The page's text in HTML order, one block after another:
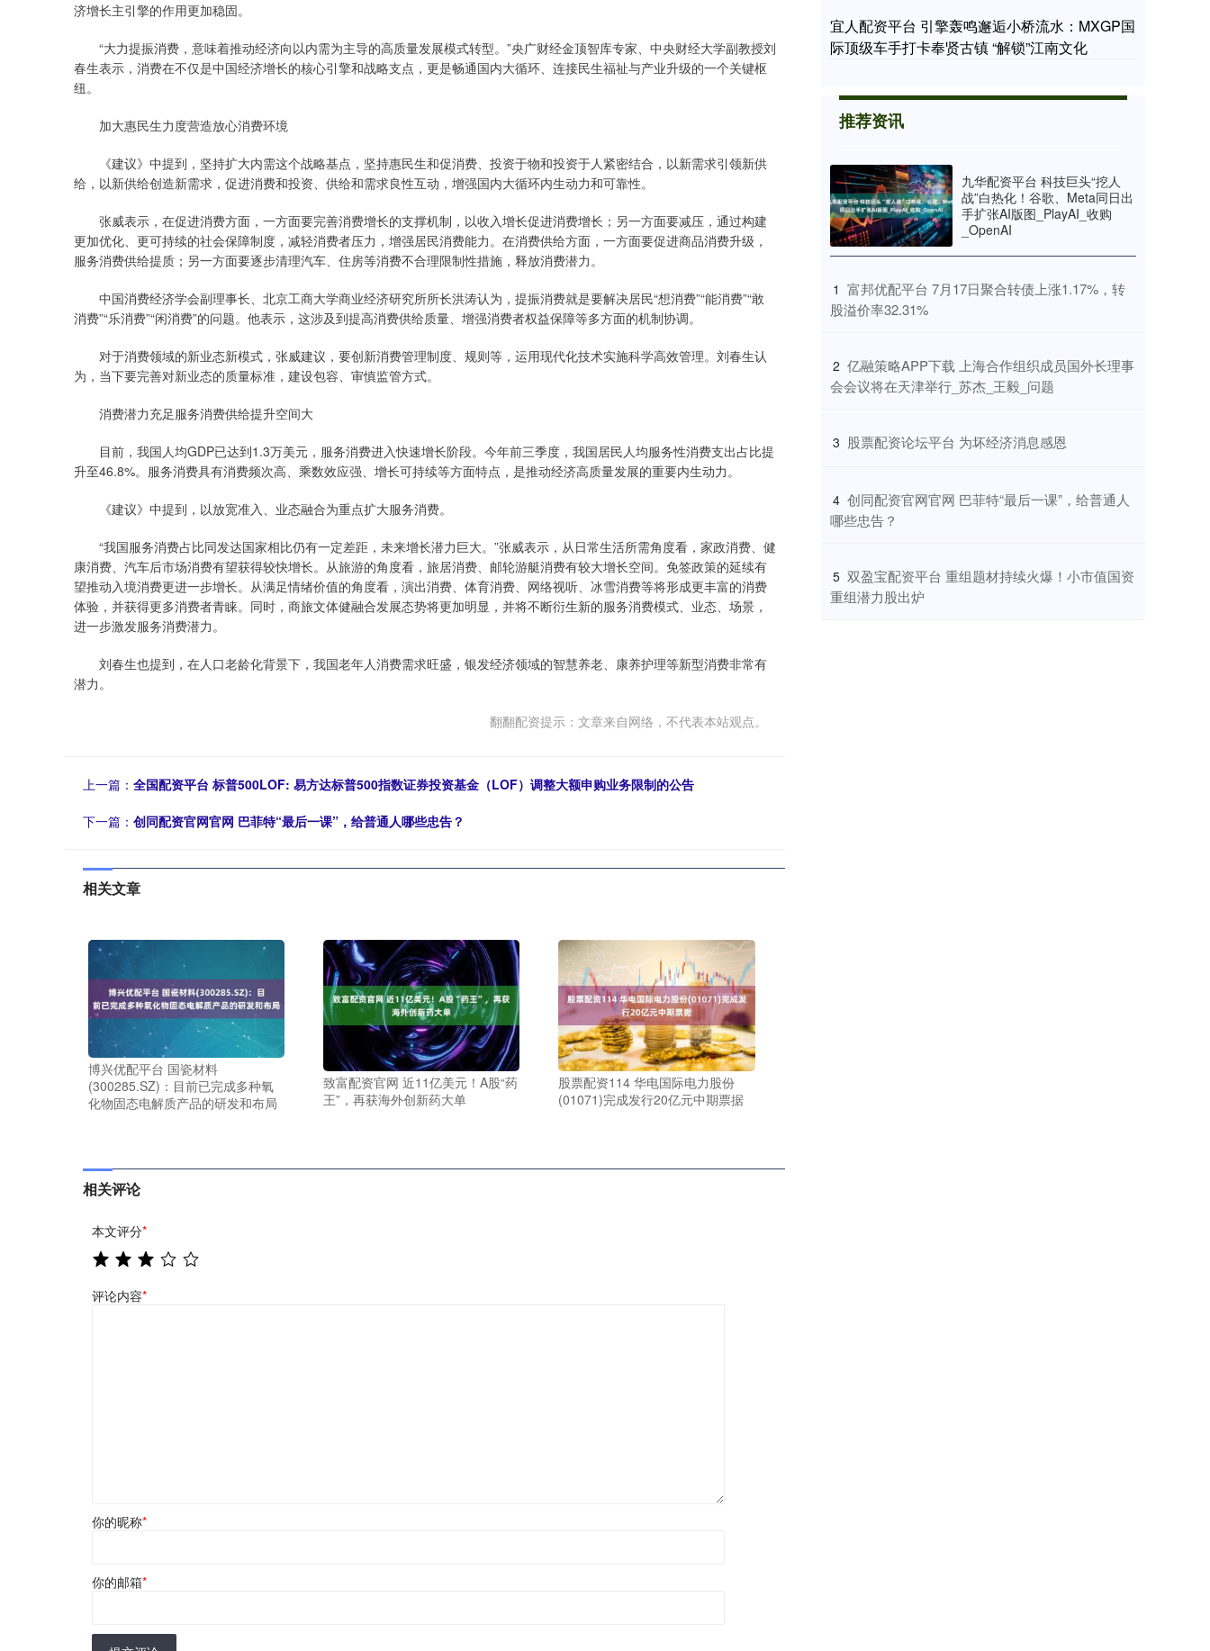
济增长主引擎的作用更加稳固。
“大力提振消费，意味着推动经济向以内需为主导的高质量发展模式转型。”央广财经金顶智库专家、中央财经大学副教授刘
春生表示，消费在不仅是中国经济增长的核心引擎和战略支点，更是畅通国内大循环、连接民生福祉与产业升级的一个关键枢
纽。
加大惠民生力度营造放心消费环境
《建议》中提到，坚持扩大内需这个战略基点，坚持惠民生和促消费、投资于物和投资于人紧密结合，以新需求引领新供
给，以新供给创造新需求，促进消费和投资、供给和需求良性互动，增强国内大循环内生动力和可靠性。
张威表示，在促进消费方面，一方面要完善消费增长的支撑机制，以收入增长促进消费增长；另一方面要减压，通过构建
更加优化、更可持续的社会保障制度，减轻消费者压力，增强居民消费能力。在消费供给方面，一方面要促进商品消费升级，
服务消费供给提质；另一方面要逐步清理汽车、住房等消费不合理限制性措施，释放消费潜力。
中国消费经济学会副理事长、北京工商大学商业经济研究所所长洪涛认为，提振消费就是要解决居民“想消费”“能消费”“敢
消费”“乐消费”“闲消费”的问题。他表示，这涉及到提高消费供给质量、增强消费者权益保障等多方面的机制协调。
对于消费领域的新业态新模式，张威建议，要创新消费管理制度、规则等，运用现代化技术实施科学高效管理。刘春生认
为，当下要完善对新业态的质量标准，建设包容、审慎监管方式。
消费潜力充足服务消费供给提升空间大
目前，我国人均GDP已达到1.3万美元，服务消费进入快速增长阶段。今年前三季度，我国居民人均服务性消费支出占比提
升至46.8%。服务消费具有消费频次高、乘数效应强、增长可持续等方面特点，是推动经济高质量发展的重要内生动力。
《建议》中提到，以放宽准入、业态融合为重点扩大服务消费。
“我国服务消费占比同发达国家相比仍有一定差距，未来增长潜力巨大。”张威表示，从日常生活所需角度看，家政消费、健
康消费、汽车后市场消费有望获得较快增长。从旅游的角度看，旅居消费、邮轮游艇消费有较大增长空间。免签政策的延续有
望推动入境消费更进一步增长。从满足情绪价值的角度看，演出消费、体育消费、网络视听、冰雪消费等将形成更丰富的消费
体验，并获得更多消费者青睐。同时，商旅文体健融合发展态势将更加明显，并将不断衍生新的服务消费模式、业态、场景，
进一步激发服务消费潜力。
刘春生也提到，在人口老龄化背景下，我国老年人消费需求旺盛，银发经济领域的智慧养老、康养护理等新型消费非常有
潜力。
翻翻配资提示：文章来自网络，不代表本站观点。
上一篇： 全国配资平台 标普500LOF: 易方达标普500指数证券投资基金（LOF）调整大额申购业务限制的公告
下一篇： 创同配资官网官网 巴菲特“最后一课”，给普通人哪些忠告？
相关文章
博兴优配平台 国瓷材料
(300285.SZ)：目前已完成多种氧
化物固态电解质产品的研发和布局
致富配资官网 近11亿美元！A股“药
王”，再获海外创新药大单
股票配资114 华电国际电力股份
(01071)完成发行20亿元中期票据
相关评论
本文评分*
评论内容*
你的昵称*
你的邮箱*
宜人配资平台 引擎轰鸣邂逅小桥流水：MXGP国
际顶级车手打卡奉贤古镇 “解锁”江南文化
推荐资讯
九华配资平台 科技巨头“挖人
战”白热化！谷歌、Meta同日出
手扩张AI版图_PlayAI_收购
_OpenAI
1 ​富邦优配平台 7月17日聚合转债上涨1.17%，转
股溢价率32.31%
2 ​亿融策略APP下载 上海合作组织成员国外长理事
会会议将在天津举行_苏杰_王毅_问题
3 ​股票配资论坛平台 为坏经济消息感恩
4 ​创同配资官网官网 巴菲特“最后一课”，给普通人
哪些忠告？
5 ​双盈宝配资平台 重组题材持续火爆！小市值国资
重组潜力股出炉